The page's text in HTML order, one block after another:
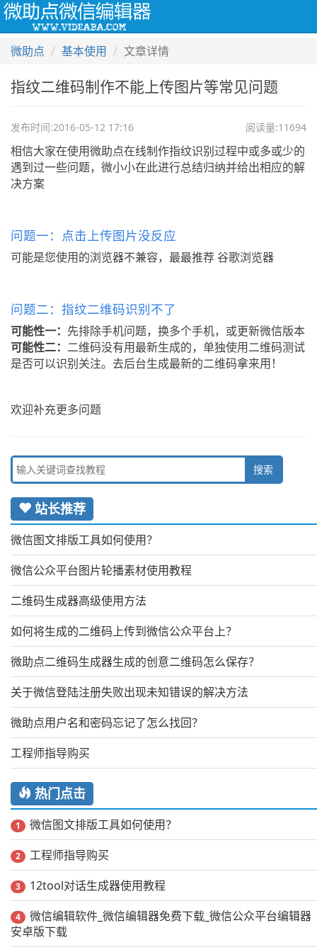
微助点
基本使用 文章详情
指纹二维码制作不能上传图片等常见问题
阅读量:11694
发布时间:2016-05-12 17:16
相信大家在使用微助点在线制作指纹识别过程中或多或少的
遇到过一些问题，微小小在此进行总结归纳并给出相应的解
决方案
问题一：点击上传图片没反应
可能是您使用的浏览器不兼容，最最推荐 谷歌浏览器
问题二：指纹二维码识别不了
可能性一： 先排除手机问题，换多个手机，或更新微信版本
可能性二： 二维码没有用最新生成的，单独使用二维码测试
是否可以识别关注。去后台生成最新的二维码拿来用！
欢迎补充更多问题
站长推荐
微信图文排版工具如何使用？
微信公众平台图片轮播素材使用教程
二维码生成器高级使用方法
如何将生成的二维码上传到微信公众平台上？
微助点二维码生成器生成的创意二维码怎么保存？
关于微信登陆注册失败出现未知错误的解决方法
微助点用户名和密码忘记了怎么找回？
工程师指导购买
热门点击
1 微信图文排版工具如何使用？
2 工程师指导购买
3 12tool对话生成器使用教程
4
微信编辑软件_微信编辑器免费下载_微信公众平台编辑器
安卓版下载